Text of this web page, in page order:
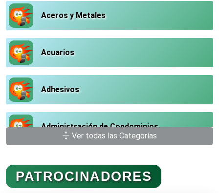
Aceros y Metales
Acuarios
Adhesivos
Administración de Condominios
Administración de Empresas
Ver todas las Categorías
PATROCINADORES